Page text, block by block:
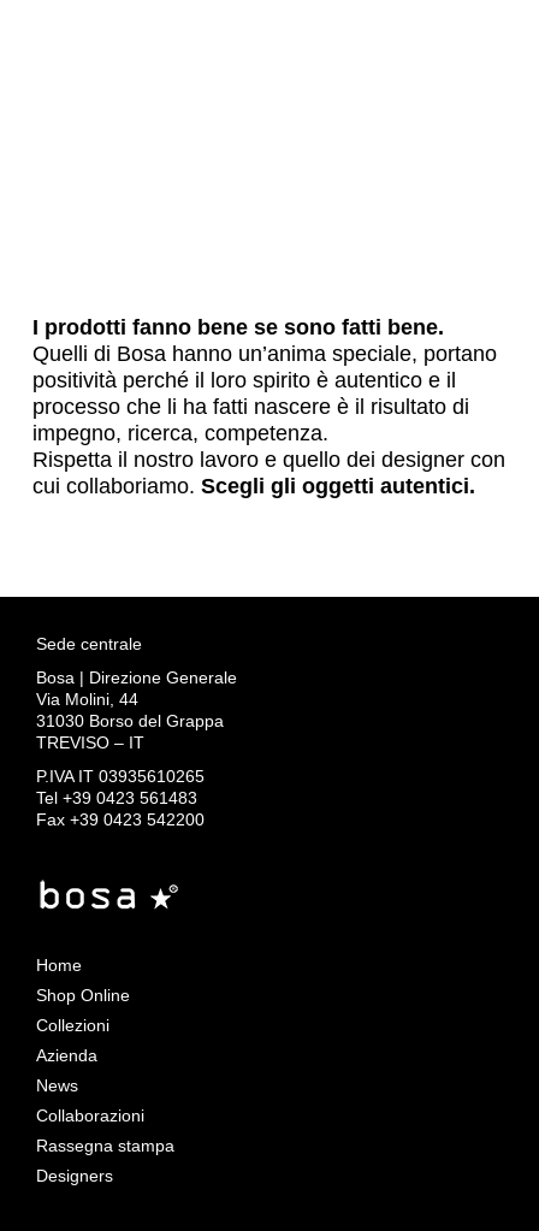
I prodotti fanno bene se sono fatti bene.
Quelli di Bosa hanno un’anima speciale, portano
positività perché il loro spirito è autentico e il
processo che li ha fatti nascere è il risultato di
impegno, ricerca, competenza.
Rispetta il nostro lavoro e quello dei designer con
cui collaboriamo. Scegli gli oggetti autentici.
Sede centrale
Bosa | Direzione Generale
Via Molini, 44
31030 Borso del Grappa
TREVISO – IT
P.IVA IT 03935610265
Tel +39 0423 561483
Fax +39 0423 542200
Home
Shop Online
Collezioni
Azienda
News
Collaborazioni
Rassegna stampa
Designers